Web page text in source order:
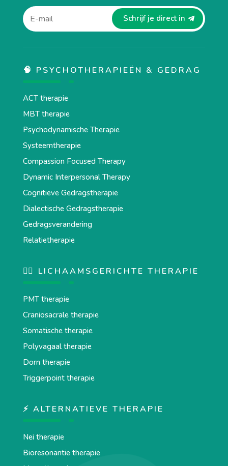
Schrijf je direct in
🧠 PSYCHOTHERAPIEËN & GEDRAG
ACT therapie
MBT therapie
Psychodynamische Therapie
Systeemtherapie
Compassion Focused Therapy
Dynamic Interpersonal Therapy
Cognitieve Gedragstherapie
Dialectische Gedragstherapie
Gedragsverandering
Relatietherapie
💆‍♂️ LICHAAMSGERICHTE THERAPIE
PMT therapie
Craniosacrale therapie
Somatische therapie
Polyvagaal therapie
Dorn therapie
Triggerpoint therapie
⚡ ALTERNATIEVE THERAPIE
Nei therapie
Bioresonantie therapie